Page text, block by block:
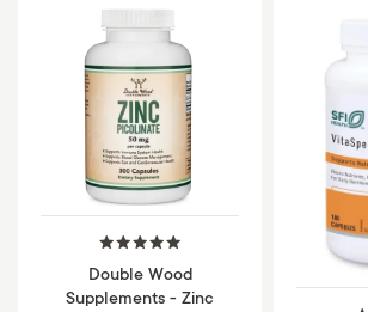
Double Wood
Supplements - Zinc